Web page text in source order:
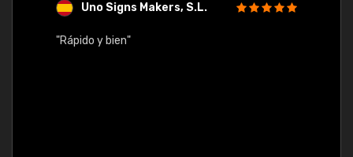
Uno Signs Makers, S.L.
"Rápido y bien"